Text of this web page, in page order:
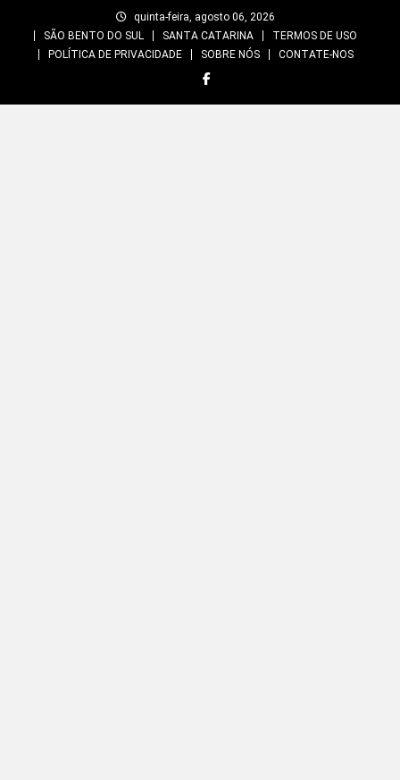
quinta-feira, agosto 06, 2026
SÃO BENTO DO SUL
SANTA CATARINA
TERMOS DE USO
POLÍTICA DE PRIVACIDADE
SOBRE NÓS CONTATE-NOS